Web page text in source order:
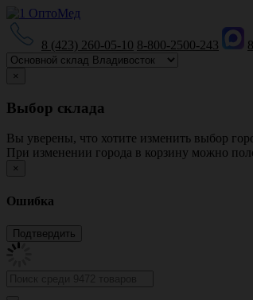
8 (423) 260-05-10 8-800-2500-243
×
Выбор склада
Вы уверены, что хотите изменить выбор
При изменении города в корзину можно
×
Ошибка